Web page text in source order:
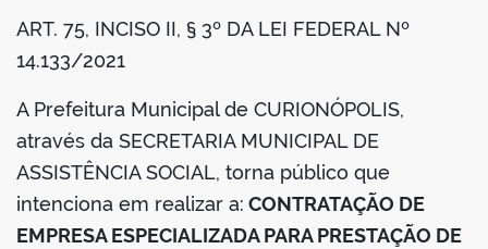
ART. 75, INCISO II, § 3º DA LEI FEDERAL Nº
14.133/2021
A Prefeitura Municipal de CURIONÓPOLIS,
através da SECRETARIA MUNICIPAL DE
ASSISTÊNCIA SOCIAL, torna público que
intenciona em realizar a: CONTRATAÇÃO DE
EMPRESA ESPECIALIZADA PARA PRESTAÇÃO DE